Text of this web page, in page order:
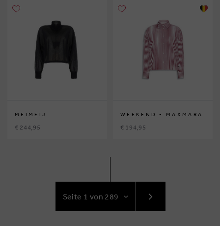
MEIMEIJ
€ 244,95
WEEKEND - MAXMARA
€ 194,95
ZUR
NÄCHSTE